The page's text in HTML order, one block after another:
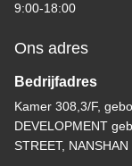
9:00-18:00
Ons adres
Bedrijfadres
Kamer 308,3/F,
DEVELOPMENT
STREET,